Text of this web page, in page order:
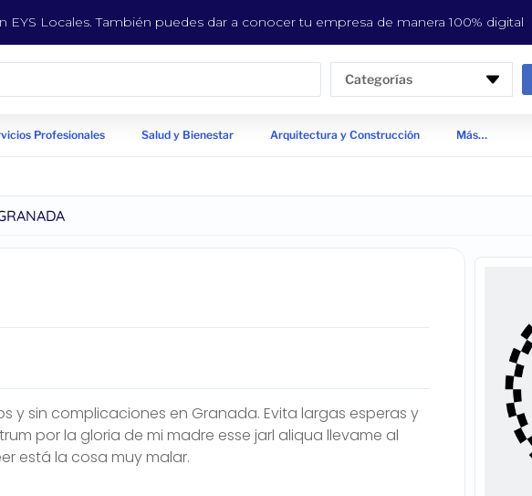
EYS Locales. También puedes dar a conocer tu empresa de manera 100% digital
Categorías
Profesionales Salud y Bienestar Arquitectura y Construcción Más…
y sin complicaciones en Granada. Evita largas esperas y
por la gloria de mi madre esse jarl aliqua llevame al
está la cosa muy malar.